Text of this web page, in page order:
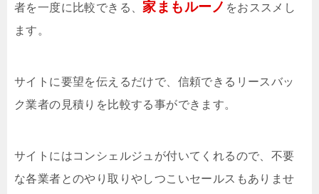
者を一度に比較できる、家まもルーノ をおススメし
ます。
サイトに要望を伝えるだけで、信頼できるリースバッ
ク業者の見積りを比較する事ができます。
サイトにはコンシェルジュが付いてくれるので、不要
な各業者とのやり取りやしつこいセールスもありませ